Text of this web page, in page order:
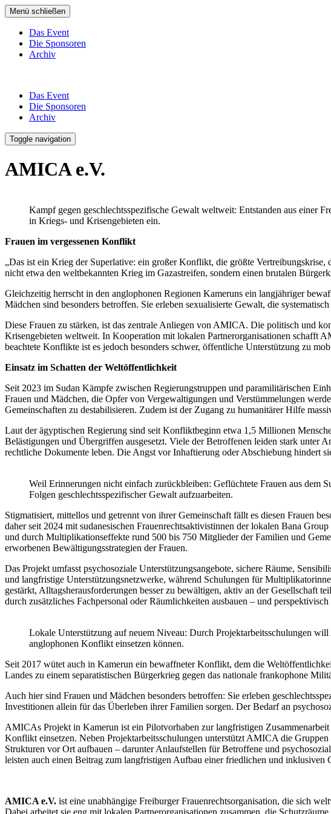
Menü schließen
Das Event
Die Sponsoren
Archiv
Das Event
Die Sponsoren
Archiv
Toggle navigation
AMICA e.V.
Kampf gegen geschlechtsspezifische Gewalt weltweit: Entstanden aus einer
in Kriegs- und Krisengebieten ein.
Frauen im vergessenen Konflikt
„Das ist ein Krieg der Superlative: ein großer Konflikt, die größte
nicht etwa den weltbekannten Krieg im Gazastreifen, sondern einen brutalen
Gleichzeitig herrscht in den anglophonen Regionen Kameruns ein langjähriger
Mädchen sind besonders betroffen. Sie erleben sexualisierte Gewalt, die
Diese Frauen zu stärken, ist das zentrale Anliegen von AMICA. Die politisch und
Krisengebieten weltweit. In Kooperation mit lokalen Partnerorganisationen schafft
beachtete Konflikte ist es jedoch besonders schwer, öffentliche Unterstützung zu
Einsatz im Schatten der Weltöffentlichkeit
Seit 2023 im Sudan Kämpfe zwischen Regierungstruppen und paramilitärischen
Frauen und Mädchen, die Opfer von Vergewaltigungen und Verstümmelungen
Gemeinschaften zu destabilisieren. Zudem ist der Zugang zu humanitärer Hilfe
Laut der ägyptischen Regierung sind seit Konfliktbeginn etwa 1,5 Millionen
Belästigungen und Übergriffen ausgesetzt. Viele der Betroffenen leiden stark unter
rechtliche Dokumente leben. Die Angst vor Inhaftierung oder Abschiebung hindert
Weil Erinnerungen nicht einfach zurückbleiben: Geflüchtete Frauen aus
Folgen geschlechtsspezifischer Gewalt aufzuarbeiten.
Stigmatisiert, mittellos und getrennt von ihrer Gemeinschaft fällt es diesen Frauen
daher seit 2024 mit sudanesischen Frauenrechtsaktivistinnen der lokalen Bana
und durch Multiplikationseffekte rund 500 bis 750 Mitglieder der Familien und
erworbenen Bewältigungsstrategien der Frauen.
Das Projekt umfasst psychosoziale Unterstützungsangebote, sichere Räume,
und langfristige Unterstützungsnetzwerke, während Schulungen für
gestärkt, Alltagsherausforderungen besser zu bewältigen, aktiv an der
durch zusätzliches Fachpersonal oder Räumlichkeiten ausbauen – und
Lokale Unterstützung auf neuem Niveau: Durch Projektarbeitsschulungen
anglophonen Konflikt einsetzen können.
Seit 2017 wütet auch in Kamerun ein bewaffneter Konflikt, dem die
Landes zu einem separatistischen Bürgerkrieg gegen das nationale frankophone
Auch hier sind Frauen und Mädchen besonders betroffen: Sie erleben
Investitionen allein für das Überleben ihrer Familien sorgen. Der Bedarf an
AMICAs Projekt in Kamerun ist ein Pilotvorhaben zur langfristigen
Konflikt einsetzen. Neben Projektarbeitsschulungen unterstützt AMICA die
Strukturen vor Ort aufbauen – darunter Anlaufstellen für Betroffene und
leisten auch einen Beitrag zum langfristigen Aufbau einer friedlichen und inklusiven
AMICA e.V. ist eine unabhängige Freiburger Frauenrechtsorganisation, die sich
Dabei arbeitet sie eng mit lokalen Partnerorganisationen zusammen, die